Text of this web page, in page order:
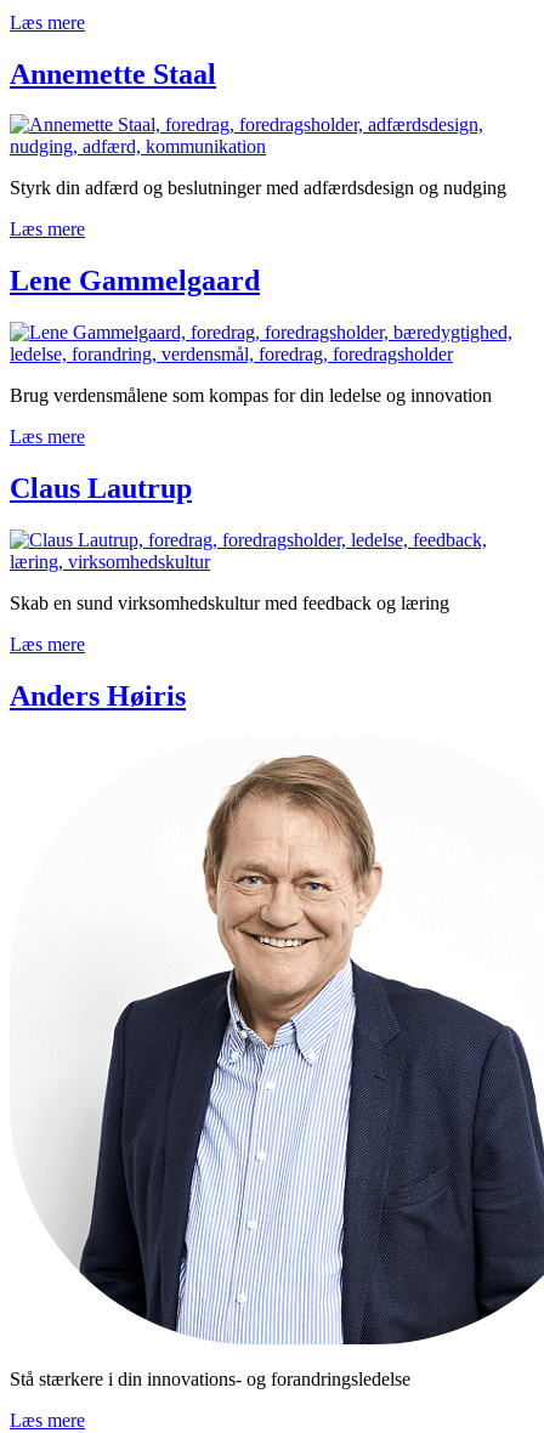
Læs mere
Annemette Staal
Styrk din adfærd og beslutninger med adfærdsdesign og nudging
Læs mere
Lene Gammelgaard
Brug verdensmålene som kompas for din ledelse og innovation
Læs mere
Claus Lautrup
Skab en sund virksomhedskultur med feedback og læring
Læs mere
Anders Høiris
Stå stærkere i din innovations- og forandringsledelse
Læs mere